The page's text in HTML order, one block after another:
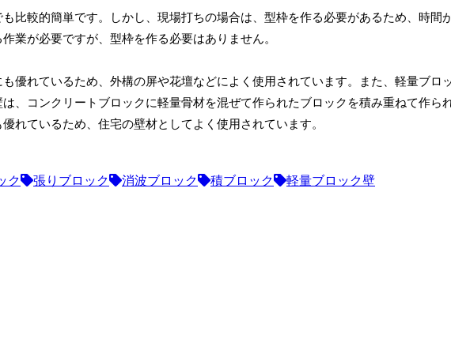
比較的簡単です。しかし、現場打ちの場合は、型枠を作る必要があるため、時間
業が必要ですが、型枠を作る必要はありません。
優れているため、外構の屏や花壇などによく使用されています。また、軽量ブロ
、コンクリートブロックに軽量骨材を混ぜて作られたブロックを積み重ねて作ら
れているため、住宅の壁材としてよく使用されています。
ク 張りブロック 消波ブロック 積ブロック
軽量ブロック壁